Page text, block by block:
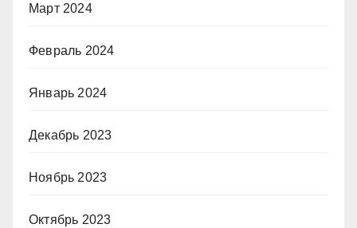
Март 2024
Февраль 2024
Январь 2024
Декабрь 2023
Ноябрь 2023
Октябрь 2023